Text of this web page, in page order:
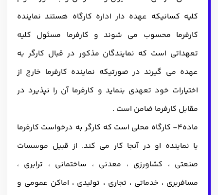
کلیه کسانیکه عهده دار اداره کارگاه هستند نماینده
کارفرما محسوب می شوند و کارفرما مسئول کلیه
تعهداتی است که نمایندگان مذکور در قبال کارگر به
عهده می گیرند در صورتیکه نماینده کارفرما خارج از
اختیارات خود تعهدی بنماید و کارفرما آن را نپذیرد در
مقابل کارفرما ضامن است .
ماده4- کارگاه محلی است که کارگر به درخواست کارفرما
یا نماینده او در آنجا کار می کند. از قبیل موسسات
صنعتی ، کشاورزی ، معدنی ، ساختمانی ، ترابری ،
مسافربری ، خدماتی ، تجاری ، تولیدی ، اماکن عمومی و